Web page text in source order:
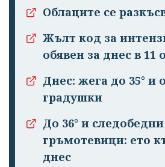
излязохте
профила
Облаците се
Жълт код за
обявен за днес в 11
Днес: жега до 35° и
градушки
До 36° и следобедни
гръмотевици: ето
днес